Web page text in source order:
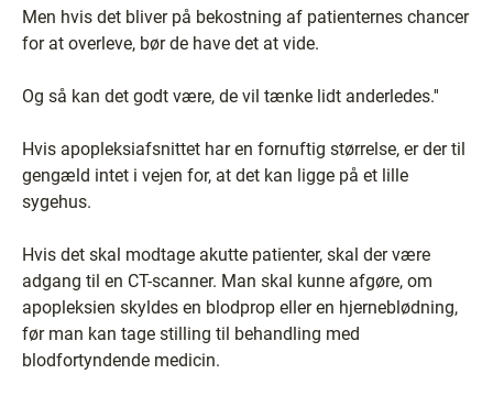
Men hvis det bliver på bekostning af patienternes chancer
for at overleve, bør de have det at vide.
Og så kan det godt være, de vil tænke lidt anderledes.''
Hvis apopleksiafsnittet har en fornuftig størrelse, er der til
gengæld intet i vejen for, at det kan ligge på et lille
sygehus.
Hvis det skal modtage akutte patienter, skal der være
adgang til en CT-scanner. Man skal kunne afgøre, om
apopleksien skyldes en blodprop eller en hjerneblødning,
før man kan tage stilling til behandling med
blodfortyndende medicin.